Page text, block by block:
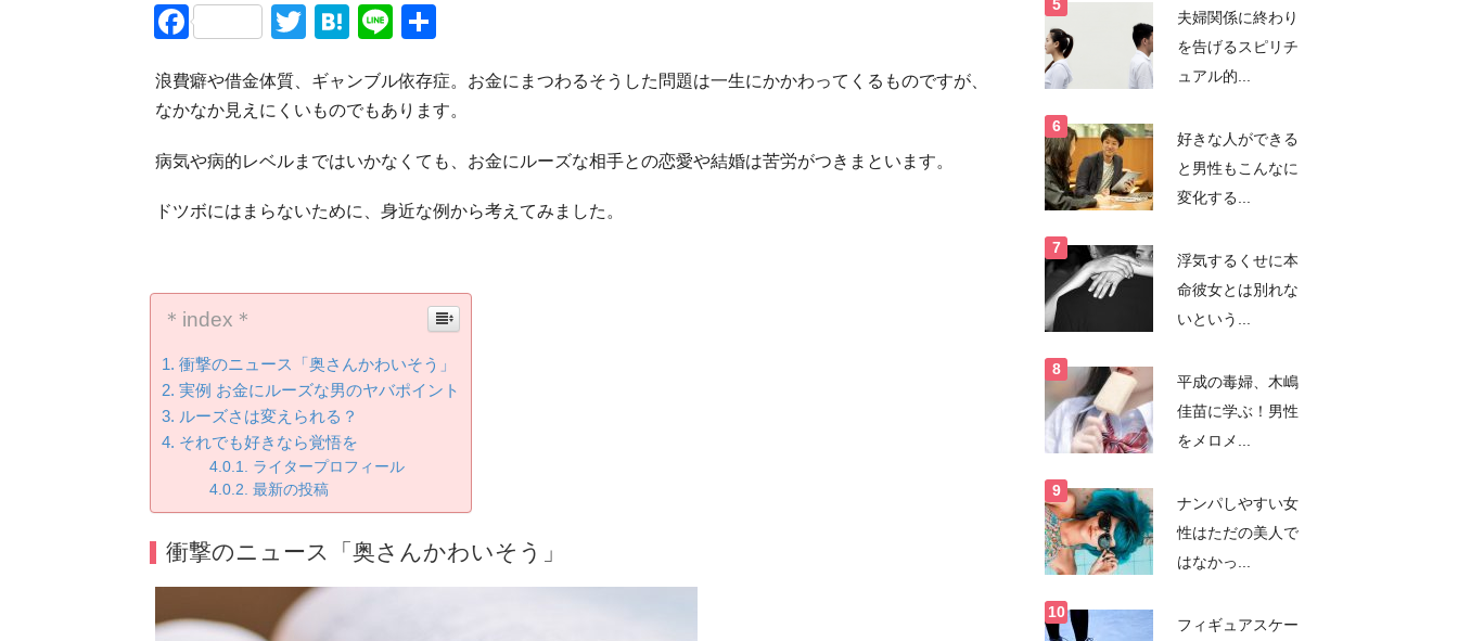
FacebookTwitterHatena
Line
浪費癖や借金体質、ギャンブル依存症。お金にまつわるそうした問題は一生にかかわってくるものですが、
なかなか見えにくいものでもあります。
病気や病的レベルまではいかなくても、お金にルーズな相手との恋愛や結婚は苦労がつきまといます。
ドツボにはまらないために、身近な例から考えてみました。
＊index＊
衝撃のニュース「奥さんかわいそう」
実例 お金にルーズな男のヤバポイント
ルーズさは変えられる？
それでも好きなら覚悟を
ライタープロフィール
最新の投稿
衝撃のニュース「奥さんかわいそう」
夫婦関係に終わり
を告げるスピリチ
ュアル的...
好きな人ができる
と男性もこんなに
変化する...
浮気するくせに本
命彼女とは別れな
いという...
平成の毒婦、木嶋
佳苗に学ぶ！男性
をメロメ...
ナンパしやすい女
性はただの美人で
はなかっ...
フィギュアスケー